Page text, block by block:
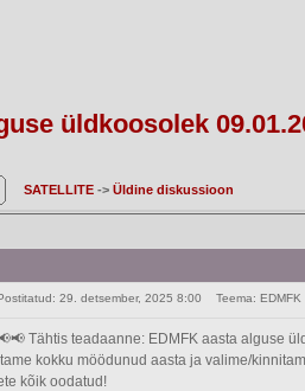
üldkoosolek
SATELLITE -> Üldine diskussioon
29. detsember, 2025 8:00 Teema:
Tähtis teadaanne: EDMFK aasta alguse
kokku möödunud aasta ja valime/
kõik oodatud!